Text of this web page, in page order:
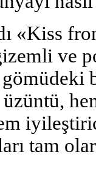
«Kiss
ve
tam